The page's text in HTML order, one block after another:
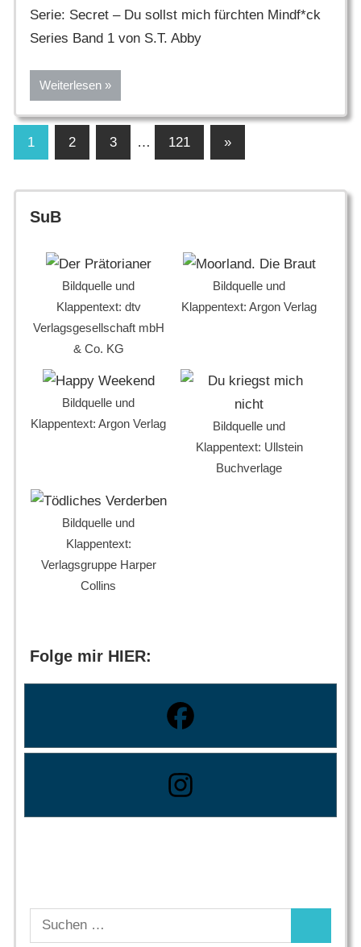
Serie: Secret – Du sollst mich fürchten Mindf*ck
Series Band 1 von S.T. Abby
Weiterlesen
Seitennummerierung
1 2 3 … 121
Nächste
Beiträge
»
SuB
Bildquelle und
Klappentext: dtv
Verlagsgesellschaft mbH
& Co. KG
Bildquelle und
Klappentext: Argon Verlag
Bildquelle und
Klappentext: Argon Verlag
Bildquelle und
Klappentext: Ullstein
Buchverlage
Bildquelle und
Klappentext:
Verlagsgruppe Harper
Collins
Folge mir HIER:
Suchen
nach: